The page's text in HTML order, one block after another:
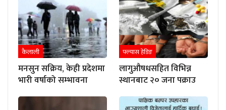
कैलाली
मनसुन सक्रिय, केही प्रदेशमा
भारी वर्षाको सम्भावना
फ्ल्यास हेडिङ
लागुऔषधसहित विभिन्न
स्थानबाट २० जना पक्राउ